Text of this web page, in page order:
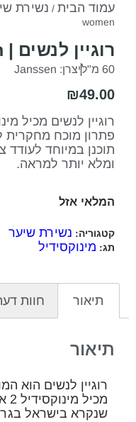
עמוד הבית / נשירת
women
רוגיין לנשים | Rogain for women
60 מ"ל יצרן: Janssen
₪49.00
פתרון מוכח מחקרית
תוכנן במיוחד
ומלא יותר למראה.
המלאי אזל
קטגוריה: נשירת שיער
תג: מינוקסידיל
תיאור חוות
תיאור
רוגיין לנשים הוא
שנקרא בישראל